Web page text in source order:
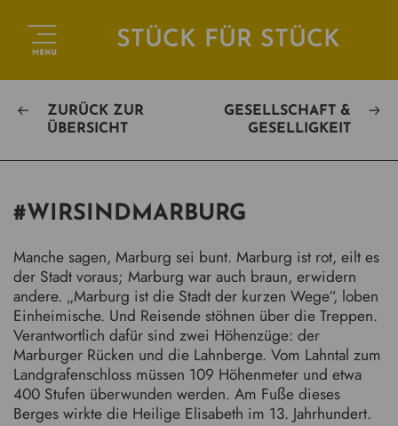
STÜCK FÜR STÜCK
ZURÜCK ZUR
ÜBERSICHT
GESELLSCHAFT &
GESELLIGKEIT
#WIRSINDMARBURG
Manche sagen, Marburg sei bunt. Marburg ist rot, eilt es
der Stadt voraus; Marburg war auch braun, erwidern
andere. „Marburg ist die Stadt der kurzen Wege“, loben
Einheimische. Und Reisende stöhnen über die Treppen.
Verantwortlich dafür sind zwei Höhenzüge: der
Marburger Rücken und die Lahnberge. Vom Lahntal zum
Landgrafenschloss müssen 109 Höhenmeter und etwa
400 Stufen überwunden werden. Am Fuße dieses
Berges wirkte die Heilige Elisabeth im 13. Jahrhundert.